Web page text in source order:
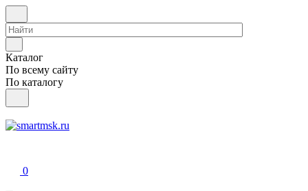
Каталог
По всему сайту
По каталогу
0